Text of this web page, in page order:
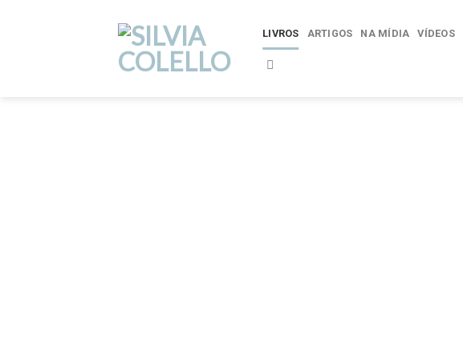
LIVROS ARTIGOS NA MÍDIA VÍDEOS